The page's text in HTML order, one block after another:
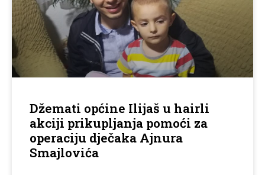
Džemati općine Ilijaš u hairli
akciji prikupljanja pomoći za
operaciju dječaka Ajnura
Smajlovića